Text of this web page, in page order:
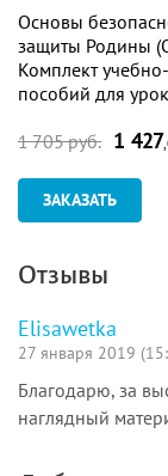
Основы
защиты Родины
Комплект
пособий для
1 705 руб. 1 427
ЗАКАЗАТЬ
Отзывы
Elisawetka
27 января 2019
Благодарю, за
наглядный